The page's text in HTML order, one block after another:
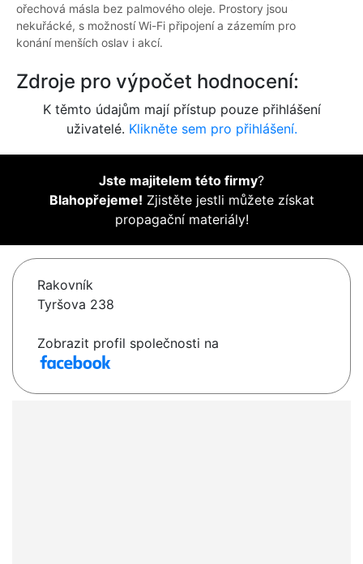
ořechová másla bez palmového oleje. Prostory jsou
nekuřácké, s možností Wi-Fi připojení a zázemím pro
konání menších oslav i akcí.
Zdroje pro výpočet hodnocení:
K těmto údajům mají přístup pouze přihlášení
uživatelé. Klikněte sem pro přihlášení.
Jste majitelem této firmy?
Blahopřejeme! Zjistěte jestli můžete získat
propagační materiály!
Rakovník
Tyršova 238
Zobrazit profil společnosti na